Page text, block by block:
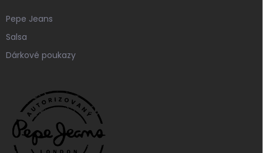
Pepe Jeans
Salsa
Dárkové poukazy